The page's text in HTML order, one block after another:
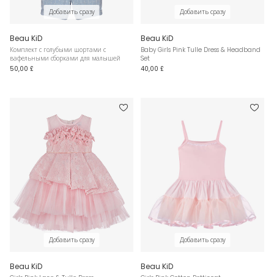
Добавить сразу
Beau KiD
Комплект с голубыми шортами с
вафельными сборками для малышей
50,00 £
Добавить сразу
Beau KiD
Baby Girls Pink Tulle Dress & Headband
Set
40,00 £
Добавить сразу
Beau KiD
Добавить сразу
Beau KiD